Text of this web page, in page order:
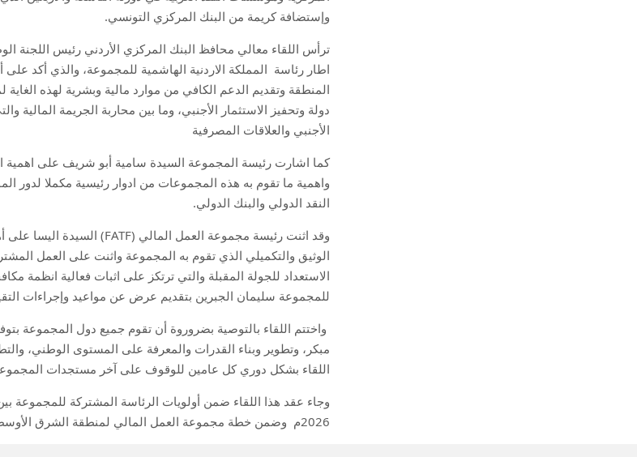
وإستضافة كريمة من البنك المركزي التونسي.
ترأس اللقاء معالي محافظ البنك المركزي الأردني رئيس اللجنة
اطار رئاسة المملكة الاردنية الهاشمية للمجموعة، والذي أكد
المنطقة وتقديم الدعم الكافي من موارد مالية وبشرية لهذه
دولة وتحفيز الاستثمار الأجنبي، وما بين محاربة الجريمة المالية
الأجنبي والعلاقات المصرفية
كما اشارت رئيسة المجموعة السيدة سامية أبو شريف على اهمية
واهمية ما تقوم به هذه المجموعات من ادوار رئيسية مكملا لدور
النقد الدولي والبنك الدولي.
وقد اثنت رئيسة مجموعة العمل المالي (FATF
) السيدة اليسا على
الوثيق والتكميلي الذي تقوم به المجموعة واثنت على العمل
الاستعداد للجولة المقبلة والتي ترتكز على اثبات فعالية انظمة
للمجموعة سليمان الجبرين بتقديم عرض عن مواعيد وإجراءات
واختتم اللقاء بالتوصية بضروروة أن تقوم جميع دول المجموعة ب
مبكر، وتطوير وبناء القدرات والمعرفة على المستوى الوطني،
اللقاء بشكل دوري كل عامين للوقوف على آخر مستجدات
وجاء عقد هذا اللقاء
2026م
وضمن خطة مجموعة العمل المالي لمنطقة الشرق الأوسط